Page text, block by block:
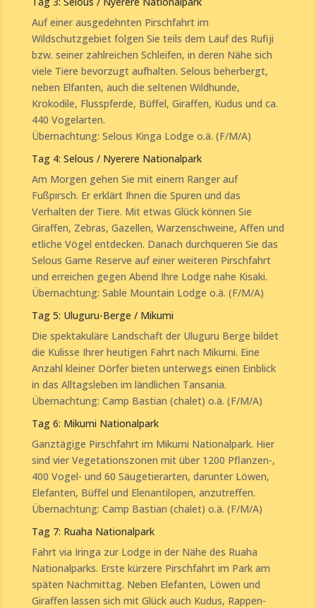
Auf einer ausgedehnten Pirschfahrt im
Wildschutzgebiet folgen Sie teils dem Lauf des Rufiji
bzw. seiner zahlreichen Schleifen, in deren Nähe sich
viele Tiere bevorzugt aufhalten. Selous beherbergt,
neben Elfanten, auch die seltenen Wildhunde,
Krokodile, Flusspferde, Büffel, Giraffen, Kudus und ca.
440 Vogelarten.
Übernachtung: Selous Kinga Lodge o.ä. (F/M/A)
Tag 4: Selous / Nyerere Nationalpark
Am Morgen gehen Sie mit einem Ranger auf
Fußpirsch. Er erklärt Ihnen die Spuren und das
Verhalten der Tiere. Mit etwas Glück können Sie
Giraffen, Zebras, Gazellen, Warzenschweine, Affen und
etliche Vögel entdecken. Danach durchqueren Sie das
Selous Game Reserve auf einer weiteren Pirschfahrt
und erreichen gegen Abend Ihre Lodge nahe Kisaki.
Übernachtung: Sable Mountain Lodge o.ä. (F/M/A)
Tag 5: Uluguru-Berge / Mikumi
Die spektakuläre Landschaft der Uluguru Berge bildet
die Kulisse Ihrer heutigen Fahrt nach Mikumi. Eine
Anzahl kleiner Dörfer bieten unterwegs einen Einblick
in das Alltagsleben im ländlichen Tansania.
Übernachtung: Camp Bastian (chalet) o.ä. (F/M/A)
Tag 6: Mikumi Nationalpark
Ganztägige Pirschfahrt im Mikumi Nationalpark. Hier
sind vier Vegetationszonen mit über 1200 Pflanzen-,
400 Vogel- und 60 Säugetierarten, darunter Löwen,
Elefanten, Büffel und Elenantilopen, anzutreffen.
Übernachtung: Camp Bastian (chalet) o.ä. (F/M/A)
Tag 7: Ruaha Nationalpark
Fahrt via Iringa zur Lodge in der Nähe des Ruaha
Nationalparks. Erste kürzere Pirschfahrt im Park am
späten Nachmittag. Neben Elefanten, Löwen und
Giraffen lassen sich mit Glück auch Kudus, Rappen-